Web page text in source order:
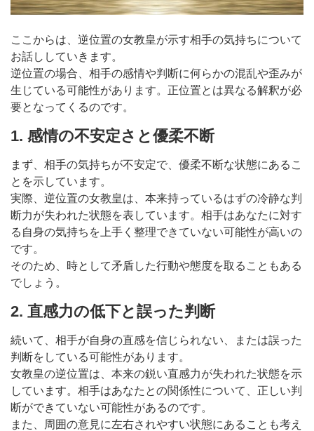
ここからは、逆位置の女教皇が示す相手の気持ちについて
お話ししていきます。
逆位置の場合、相手の感情や判断に何らかの混乱や歪みが
生じている可能性があります。正位置とは異なる解釈が必
要となってくるのです。
1. 感情の不安定さと優柔不断
まず、相手の気持ちが不安定で、優柔不断な状態にあるこ
とを示しています。
実際、逆位置の女教皇は、本来持っているはずの冷静な判
断力が失われた状態を表しています。相手はあなたに対す
る自身の気持ちを上手く整理できていない可能性が高いの
です。
そのため、時として矛盾した行動や態度を取ることもある
でしょう。
2. 直感力の低下と誤った判断
続いて、相手が自身の直感を信じられない、または誤った
判断をしている可能性があります。
女教皇の逆位置は、本来の鋭い直感力が失われた状態を示
しています。相手はあなたとの関係性について、正しい判
断ができていない可能性があるのです。
また、周囲の意見に左右されやすい状態にあることも考え